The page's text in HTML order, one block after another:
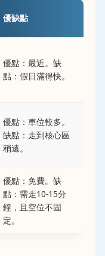
優缺點
優點：最近。缺
點：假日滿得快。
優點：車位較多。
缺點：走到核心區
稍遠。
優點：免費。缺
點：需走10-15分
鐘，且空位不固
定。